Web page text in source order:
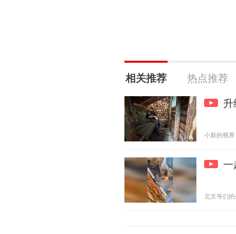
相关推荐 热点推荐
升
小新的视
一
北京爷们